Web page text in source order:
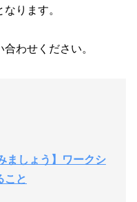
ります。
わせください。
ましょう】ワークシ
こと